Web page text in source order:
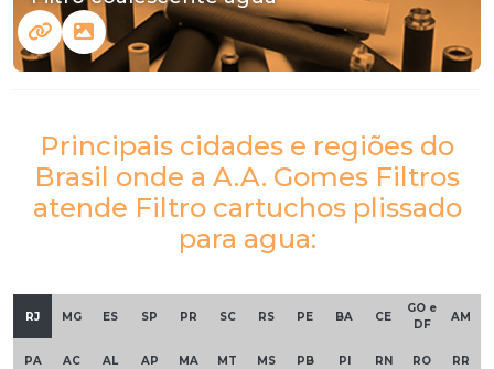
Principais cidades e regiões do
Brasil onde a A.A. Gomes Filtros
atende Filtro cartuchos plissado
para agua:
RJ MG ES SP PR SC RS PE BA CE
GO e
DF
AM
PA AC AL AP MA MT MS PB PI RN RO RR